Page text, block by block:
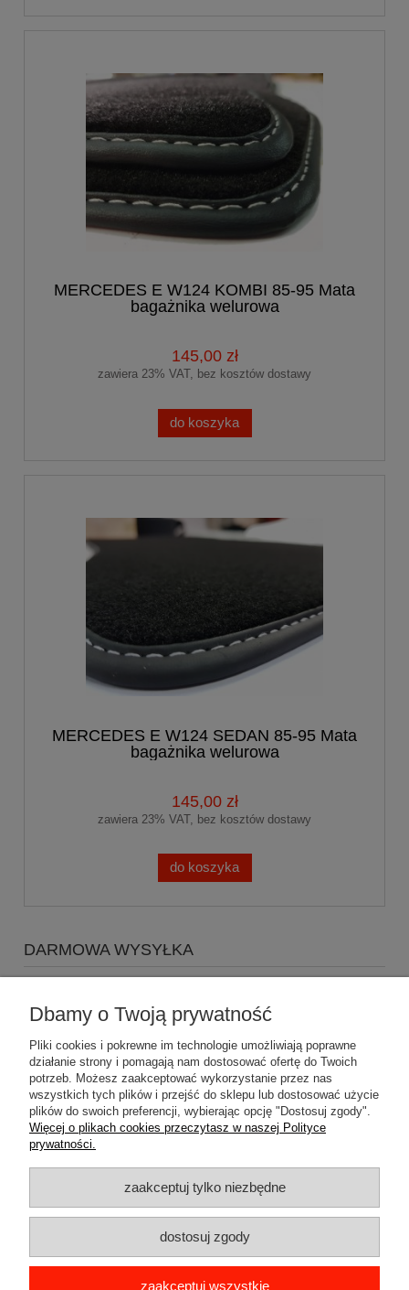
MERCEDES E W124 KOMBI 85-95 Mata
bagażnika welurowa
145,00 zł
zawiera 23% VAT, bez kosztów dostawy
do koszyka
MERCEDES E W124 SEDAN 85-95 Mata
bagażnika welurowa
145,00 zł
zawiera 23% VAT, bez kosztów dostawy
do koszyka
DARMOWA WYSYŁKA
wysyłki Gratis
Pomoc
Dostawa
Moje konto
Gwarancja i zwroty
Dbamy o Twoją prywatność
Pliki cookies i pokrewne im technologie umożliwiają poprawne
działanie strony i pomagają nam dostosować ofertę do Twoich
potrzeb. Możesz zaakceptować wykorzystanie przez nas
wszystkich tych plików i przejść do sklepu lub dostosować użycie
plików do swoich preferencji, wybierając opcję "Dostosuj zgody".
Więcej o plikach cookies przeczytasz w naszej Polityce
prywatności.
zaakceptuj tylko niezbędne
dostosuj zgody
zaakceptuj wszystkie